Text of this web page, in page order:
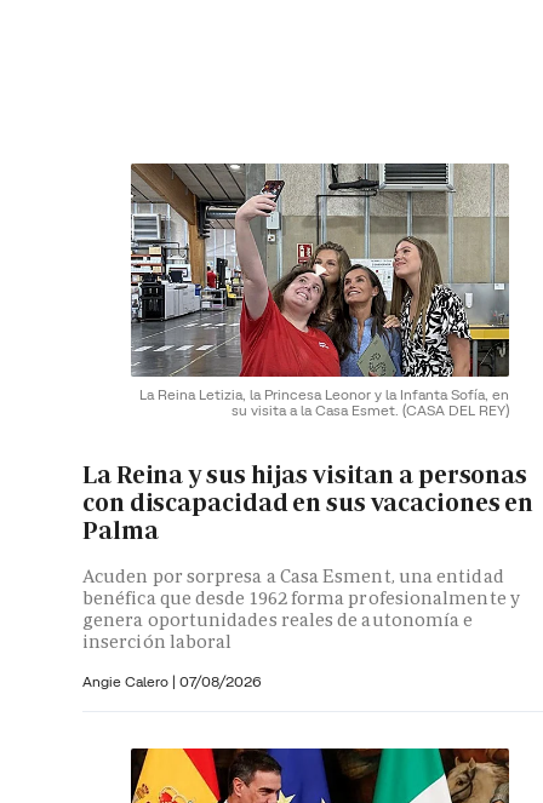
La Reina Letizia, la Princesa Leonor y la Infanta Sofía, en
su visita a la Casa Esmet. (CASA DEL REY)
La Reina y sus hijas visitan a personas
con discapacidad en sus vacaciones en
Palma
Acuden por sorpresa a Casa Esment, una entidad
benéfica que desde 1962 forma profesionalmente y
genera oportunidades reales de autonomía e
inserción laboral
Angie Calero | 07/08/2026